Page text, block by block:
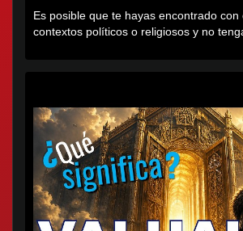
Es posible que te hayas encontrado con
contextos políticos o religiosos y no